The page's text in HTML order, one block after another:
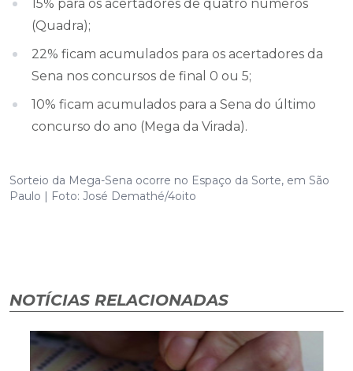
15% para os acertadores de quatro números
(Quadra);
22% ficam acumulados para os acertadores da
Sena nos concursos de final 0 ou 5;
10% ficam acumulados para a Sena do último
concurso do ano (Mega da Virada).
Sorteio da Mega-Sena ocorre no Espaço da Sorte, em São
Paulo | Foto: José Demathé/4oito
NOTÍCIAS RELACIONADAS